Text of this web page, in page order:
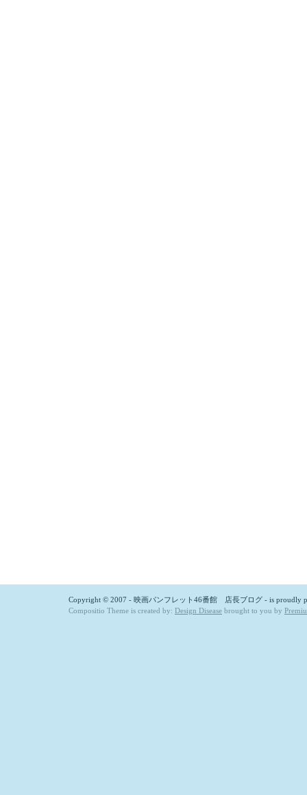
Copyright © 2007 - 映画パンフレット46番館 店長ブログ - is proudly
Compositio Theme is created by: Design Disease brought to you by